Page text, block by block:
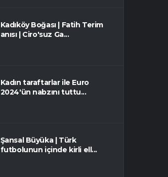
Kadıköy Boğası | Fatih Terim
anısı | Ciro'suz Ga...
Kadın taraftarlar ile Euro
2024'ün nabzını tuttu...
Şansal Büyüka | Türk
futbolunun içinde kirli ell...